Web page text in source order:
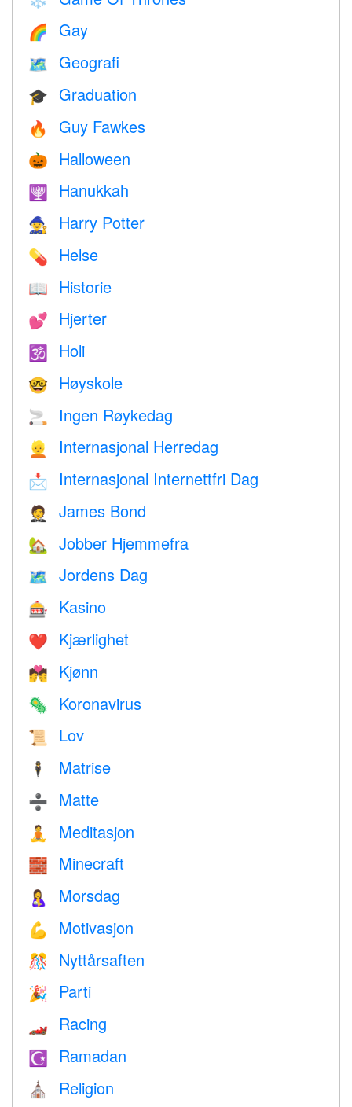
🌈 Gay
🗺 Geografi
🎓 Graduation
🔥 Guy Fawkes
🎃 Halloween
🕎 Hanukkah
🧙 Harry Potter
💊 Helse
📖 Historie
💕 Hjerter
🕉 Holi
🤓 Høyskole
🚬 Ingen Røykedag
👱 Internasjonal Herredag
📩 Internasjonal Internettfri Dag
🤵 James Bond
🏡 Jobber Hjemmefra
🗺️ Jordens Dag
🎰 Kasino
❤️️ Kjærlighet
💏 Kjønn
🦠 Koronavirus
📜 Lov
🕴️ Matrise
➗ Matte
🧘 Meditasjon
🧱 Minecraft
🤱 Morsdag
💪 Motivasjon
🎊 Nyttårsaften
🎉 Parti
🏎 Racing
☪️ Ramadan
⛪️ Religion